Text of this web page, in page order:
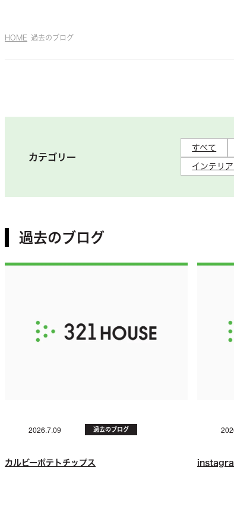
HOME 過去のブログ
カテゴリー
すべて
インテリ
過去のブログ
2026.7.09 過去のブログ
カルビーポテトチップス